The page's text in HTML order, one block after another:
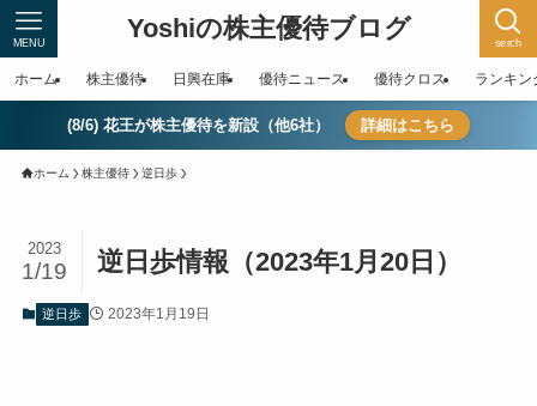
Yoshiの株主優待ブログ serch
MENU
ホーム 株主優待 日興在庫 優待ニュース 優待クロス ランキン
(8/6) 花王が株主優待を新設（他6社） 詳細はこちら
ホーム 株主優待 逆日歩
逆日歩情報（2023年1月20日）
2023
1/19
逆日歩 2023年1月19日